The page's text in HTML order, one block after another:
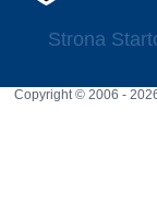
Strona
Copyright © 2006 -